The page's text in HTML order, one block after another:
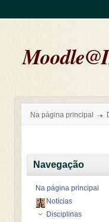
Na página principal
Navegação
Na página principal
Notícias
Disciplinas